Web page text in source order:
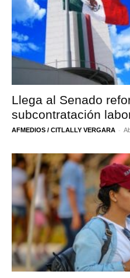
Llega al Senado
subcontratación
AFMEDIOS / CITLALLY VERGARA -